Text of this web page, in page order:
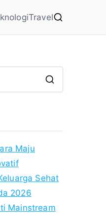
Travel
Maju
Sehat
2026
Mainstream